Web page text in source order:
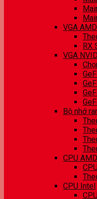
VGA AMD
RX
VGA
Bộ nhớ
CPU AMD
CPU Intel